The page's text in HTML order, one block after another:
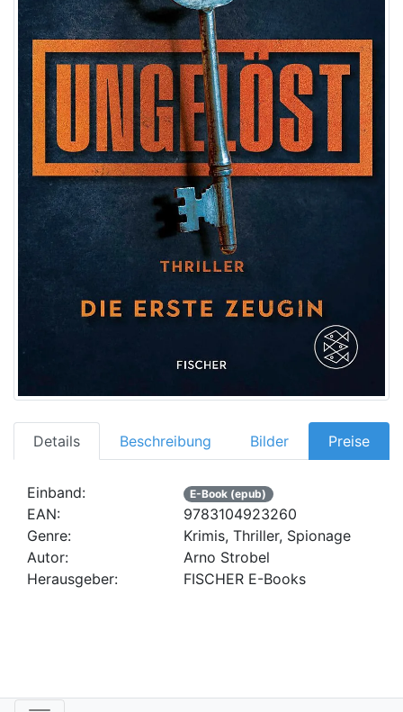
Details Beschreibung Bilder Preise
Einband: E-Book (epub)
EAN:
9783104923260
Genre:
Krimis, Thriller, Spionage
Autor:
Arno Strobel
Herausgeber:
FISCHER E-Books